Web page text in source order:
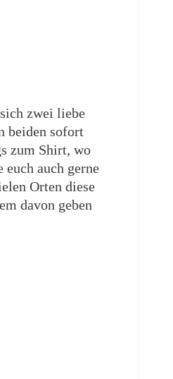
zwei liebe
beiden sofort
zum Shirt, wo
auch gerne
Orten diese
davon geben